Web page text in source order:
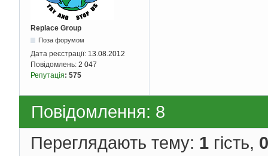
Replace Group
Поза форумом
Дата реєстрації: 13.08.2012
Повідомлень: 2 047
Репутація: 575
Повідомлення: 8
Переглядають тему: 1 гість, 0